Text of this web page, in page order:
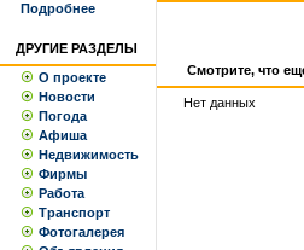
Подробнее
ДРУГИЕ РАЗДЕЛЫ
О проекте
Новости
Погода
Афиша
Недвижимость
Фирмы
Работа
Транспорт
Фотогалерея
Смотрите, что
Нет данных